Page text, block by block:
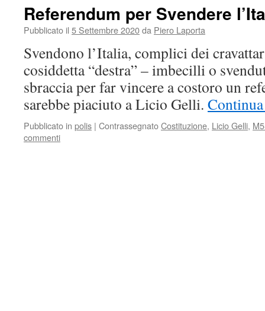
Referendum per Svendere
Pubblicato il 5 Settembre 2020da Piero Laporta
Svendono l’Italia, complici dei
cosiddetta “destra” – imbecilli o
sbraccia per far vincere a costoro un
sarebbe piaciuto a Licio Gelli.
Pubblicato in polis | ContrassegnatoCostituzione, Licio Gelli,
commenti